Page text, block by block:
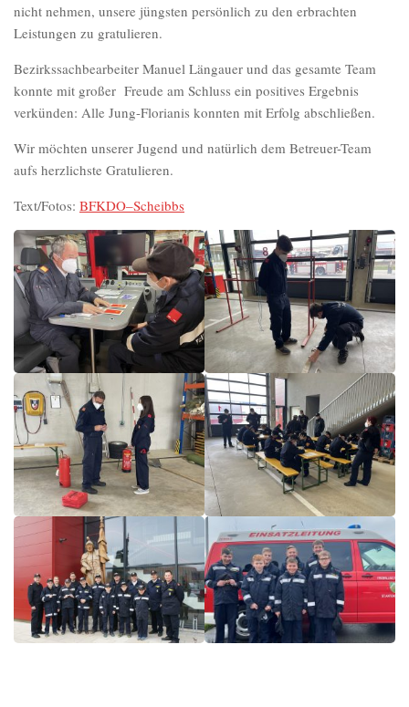
nicht nehmen, unsere jüngsten persönlich zu den erbrachten
Leistungen zu gratulieren.
Bezirkssachbearbeiter Manuel Längauer und das gesamte Team
konnte mit großer Freude am Schluss ein positives Ergebnis
verkünden: Alle Jung-Florianis konnten mit Erfolg abschließen.
Wir möchten unserer Jugend und natürlich dem Betreuer-Team
aufs herzlichste Gratulieren.
Text/Fotos: BFKDO–Scheibbs